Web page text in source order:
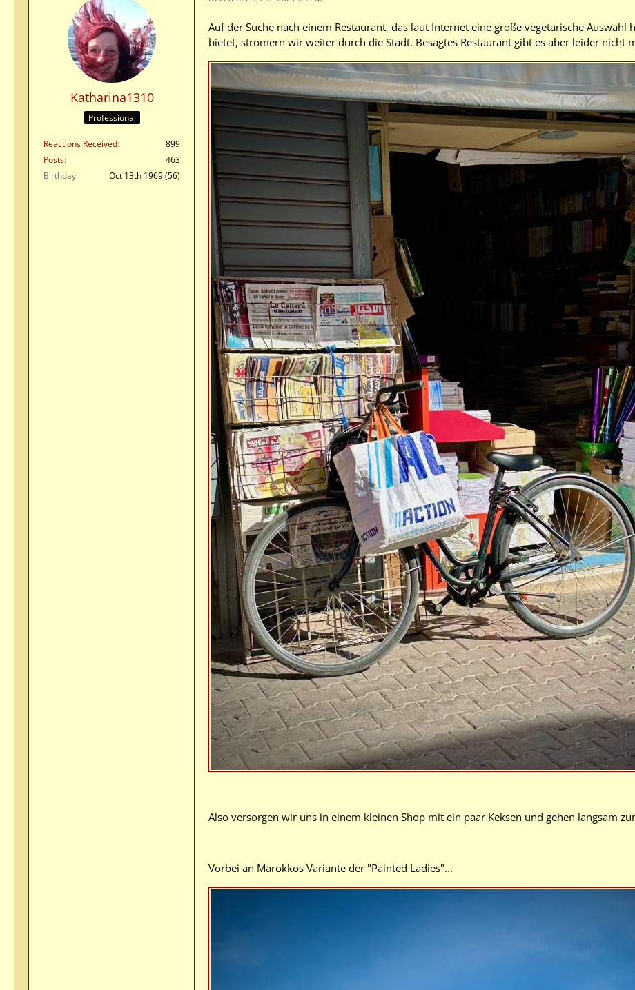
Katharina1310
Professional
Reactions Received
899
Posts
463
Birthday
Oct 13th 1969 (56)
Auf der Suche nach einem Restaurant, das laut Internet eine große vegetarische Auswahl
bietet, stromern wir weiter durch die Stadt. Besagtes Restaurant gibt es aber leider nicht
Also versorgen wir uns in einem kleinen Shop mit ein paar Keksen und gehen langsam
Vorbei an Marokkos Variante der "Painted Ladies"...